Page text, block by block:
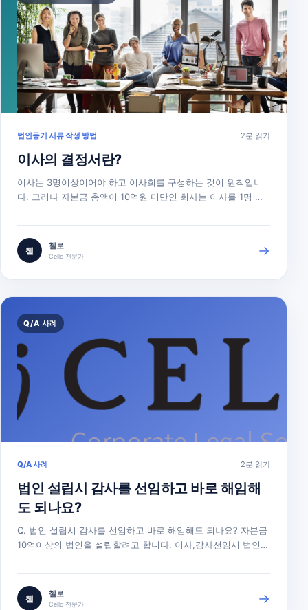
법인등기 서류 작성 방법 2분 읽기
이사의 결정서란?
이사는 3명이상이어야 하고 이사회를 구성하는 것이 원칙입니
다. 그러나 자본금 총액이 10억원 미만인 회사는 이사를 1명 또
는 2명으로 할 수 있고, 이 경우는 이사회를 두지 않습니다. 이사
회를 두지 않는 경우에는 주주총회와 각 이사(정관에 따라 대표
이사를 정한 경우에는 그 대표이사)가 이사회 기능을 담당합니
다(상법 제383조). 이사회를 두지 않는 경우 각 이사(대표이사
첼 첼로
Cello 전문가 →
Q/A 사례
Q/A 사례 2분 읽기
법인 설립시 감사를 선임하고 바로 해임해
도 되나요?
Q. 법인 설립시 감사를 선임하고 바로 해임해도 되나요? 자본금
10억이상의 법인을 설립할려고 합니다. 이사,감사선임시 법인등
기할때 감사를 선임하고 법인등기를 완료하고 나자마자 바로 감
사를 해임하거나 사임해도 아무런 문제가 없는지. 다른 감사를
즉시 선임해야하는지 궁금합니다. A. 안녕하세요. 첼로 법인등
기를 운영하고 있는 법률사무소 화음입니다. 출자한 자본금(액
첼 첼로
Cello 전문가 →